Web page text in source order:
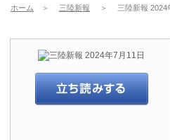
ホーム ＞ 三陸新報 ＞ 三陸新報 2024